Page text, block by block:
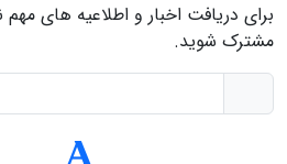
برای دریافت اخبار و اطلاعیه های
مشترک شوید.